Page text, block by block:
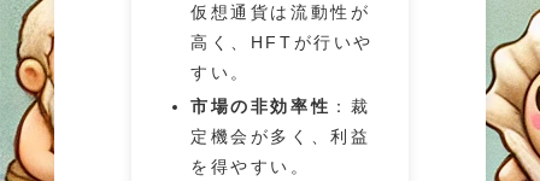
仮想通貨は流動性が
高く、HFTが行いや
すい。
市場の非効率性 ：裁
定機会が多く、利益
を得やすい。